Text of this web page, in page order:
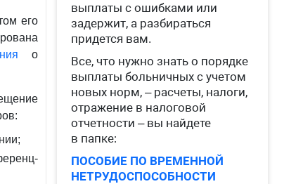
его
о
выплаты с ошибками или
задержит, а разбираться
придется вам.
Все, что нужно знать о порядке
выплаты больничных с учетом
новых норм, – расчеты, налоги,
отражение в налоговой
отчетности – вы найдете
в папке:
ПОСОБИЕ ПО ВРЕМЕННОЙ
НЕТРУДОСПОСОБНОСТИ